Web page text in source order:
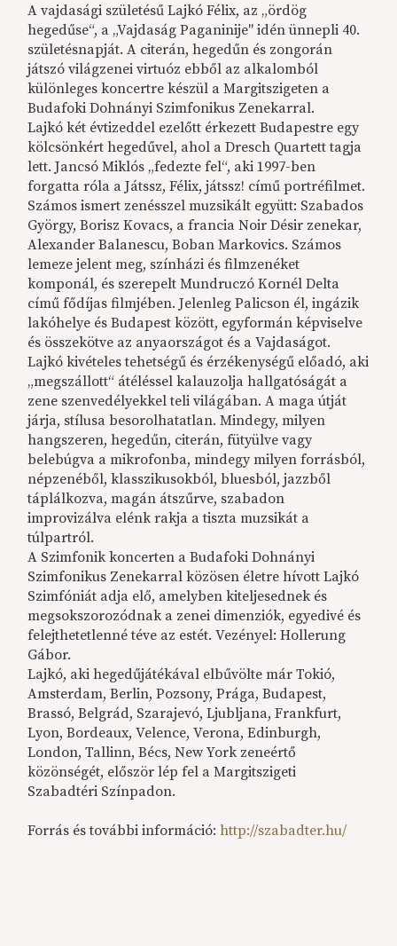
A vajdasági születésű Lajkó Félix, az „ördög
hegedűse“, a „Vajdaság Paganinije" idén ünnepli 40.
születésnapját. A citerán, hegedűn és zongorán
játszó világzenei virtuóz ebből az alkalomból
különleges koncertre készül a Margitszigeten a
Budafoki Dohnányi Szimfonikus Zenekarral.
Lajkó két évtizeddel ezelőtt érkezett Budapestre egy
kölcsönkért hegedűvel, ahol a Dresch Quartett tagja
lett. Jancsó Miklós „fedezte fel“, aki 1997-ben
forgatta róla a Játssz, Félix, játssz! című portréfilmet.
Számos ismert zenésszel muzsikált együtt: Szabados
György, Borisz Kovacs, a francia Noir Désir zenekar,
Alexander Balanescu, Boban Markovics. Számos
lemeze jelent meg, színházi és filmzenéket
komponál, és szerepelt Mundruczó Kornél Delta
című fődíjas filmjében. Jelenleg Palicson él, ingázik
lakóhelye és Budapest között, egyformán képviselve
és összekötve az anyaországot és a Vajdaságot.
Lajkó kivételes tehetségű és érzékenységű előadó, aki
„megszállott“ átéléssel kalauzolja hallgatóságát a
zene szenvedélyekkel teli világában. A maga útját
járja, stílusa besorolhatatlan. Mindegy, milyen
hangszeren, hegedűn, citerán, fütyülve vagy
belebúgva a mikrofonba, mindegy milyen forrásból,
népzenéből, klasszikusokból, bluesból, jazzből
táplálkozva, magán átszűrve, szabadon
improvizálva elénk rakja a tiszta muzsikát a
túlpartról.
A Szimfonik koncerten a Budafoki Dohnányi
Szimfonikus Zenekarral közösen életre hívott Lajkó
Szimfóniát adja elő, amelyben kiteljesednek és
megsokszorozódnak a zenei dimenziók, egyedivé és
felejthetetlenné téve az estét. Vezényel: Hollerung
Gábor.
Lajkó, aki hegedűjátékával elbűvölte már Tokió,
Amsterdam, Berlin, Pozsony, Prága, Budapest,
Brassó, Belgrád, Szarajevó, Ljubljana, Frankfurt,
Lyon, Bordeaux, Velence, Verona, Edinburgh,
London, Tallinn, Bécs, New York zeneértő
közönségét, először lép fel a Margitszigeti
Szabadtéri Színpadon.
Forrás és további információ:http://szabadter.hu/